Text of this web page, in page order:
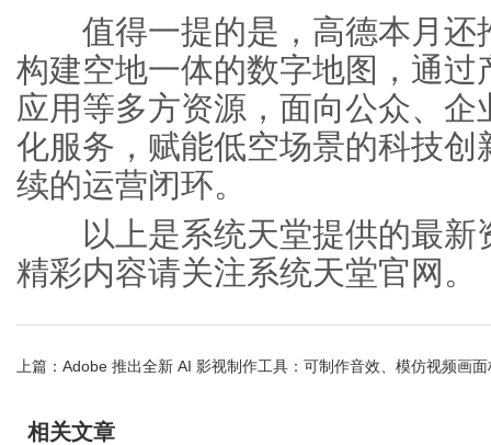
值得一提的是，高德本月还
构建空地一体的数字地图，通
应用等多方资源，面向公众、
化服务，赋能低空场景的科技
续的运营闭环。
以上是系统天堂提供的最新
精彩内容请关注系统天堂官网。
上篇： Adobe 推出全新 AI 影视制作工具：可制作音效、模仿视频画面
相关文章